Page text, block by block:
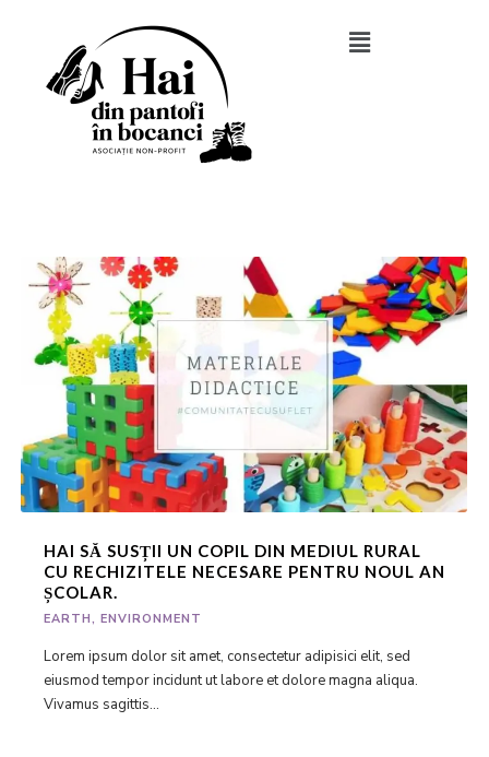
HAI SĂ SUSȚII UN COPIL DIN MEDIUL RURAL
CU RECHIZITELE NECESARE PENTRU NOUL AN
ȘCOLAR.
EARTH, ENVIRONMENT
Lorem ipsum dolor sit amet, consectetur adipisici elit, sed
eiusmod tempor incidunt ut labore et dolore magna aliqua.
Vivamus sagittis...